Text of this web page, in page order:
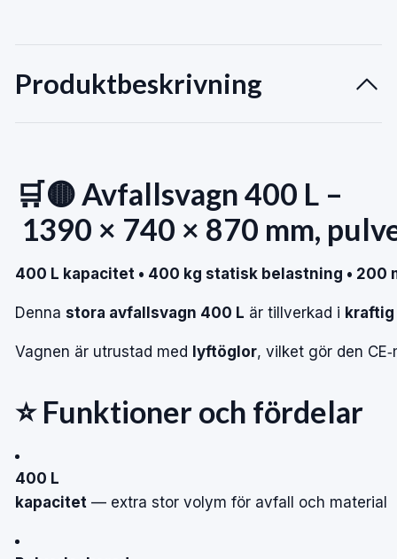
Produktbeskrivning
🛒🟡Avfallsvagn400 L –
1390 × 740 × 870 mm,
400 L kapacitet • 400 kg statisk belastning • 200
Denna stora avfallsvagn 400 L är tillverkad i kraftig
Vagnen är utrustad med lyftöglor, vilket gör den
⭐Funktioneroch fördelar
400 L
kapacitet — extra stor volym för avfall och material